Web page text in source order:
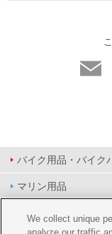
バイク用品・バイク
マリン用品
PAS/YPJ用品
We collect unique